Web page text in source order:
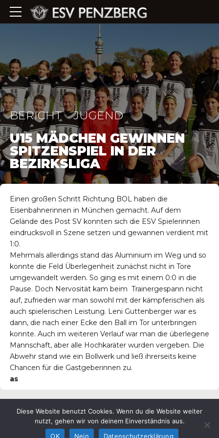
BERICHT JUGEND
U15 MÄDCHEN GEWINNEN
SPITZENSPIEL IN DER
BEZIRKSLIGA
Einen großen Schritt Richtung BOL haben die
Eisenbahnerinnen in München gemacht. Auf dem
Gelände des Post SV konnten sich die ESV Spielerinnen
eindrucksvoll in Szene setzen und gewannen verdient mit
1:0.
Mehrmals allerdings stand das Aluminium im Weg und so
konnte die Feld Überlegenheit zunächst nicht in Tore
umgewandelt werden. So ging es mit einem 0:0 in die
Pause. Doch Nervosität kam beim Trainergespann nicht
auf, zufrieden war man sowohl mit der kämpferischen als
auch spielerischen Leistung. Leni Guttenberger war es
dann, die nach einer Ecke den Ball im Tor unterbringen
konnte. Auch im weiteren Verlauf war man die überlegene
Mannschaft, aber alle Hochkaräter wurden vergeben. Die
Abwehr stand wie ein Bollwerk und ließ ihrerseits keine
Chancen für die Gastgeberinnen zu.
as
© ESV Penzberg e.V.
Diese Website benutzt Cookies. Wenn du die Website weiter
nutzt, gehen wir von deinem Einverständnis aus.
OK
Nein Datenschutzerklärung